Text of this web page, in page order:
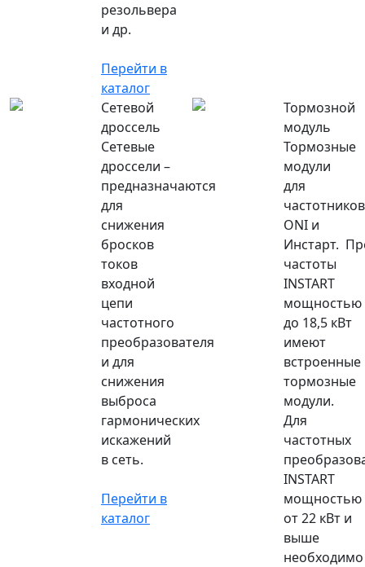
резольвера
и др.
Перейти в
каталог
Сетевой
дроссель
Сетевые
дроссели –
предназначаются
для
снижения
бросков
токов
входной
цепи
частотного
преобразователя
и для
снижения
выброса
гармонических
искажений
в сеть.
Перейти в
каталог
Тормозной
модуль
Тормозные
модули
для
частотников
ONI и
Инстарт.
частоты
INSTART
мощностью
до 18,5 кВт
имеют
встроенные
тормозные
модули.
Для
частотных
INSTART
мощностью
от 22 кВт и
выше
необходимо